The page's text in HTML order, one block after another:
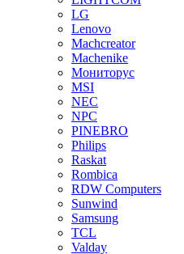
LG
Lenovo
Machcreator
Machenike
Мониторус
MSI
NEC
NPC
PINEBRO
Philips
Raskat
Rombica
RDW Computers
Sunwind
Samsung
TCL
Valday